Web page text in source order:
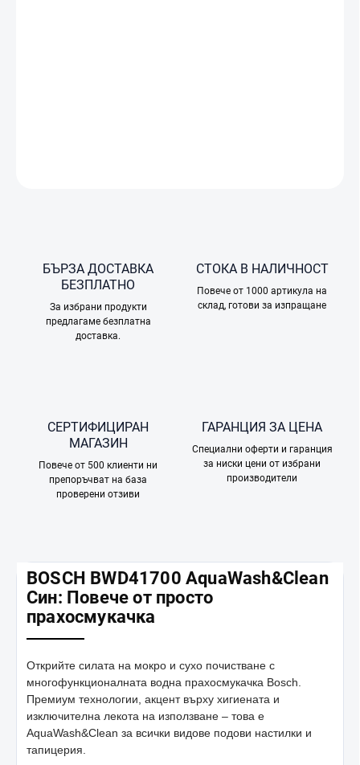
БЪРЗА ДОСТАВКА
БЕЗПЛАТНО
За избрани продукти
предлагаме безплатна
доставка.
СТОКА В НАЛИЧНОСТ
Повече от 1000 артикула на
склад, готови за изпращане
СЕРТИФИЦИРАН
МАГАЗИН
Повече от 500 клиенти ни
препоръчват на база
проверени отзиви
ГАРАНЦИЯ ЗА ЦЕНА
Специални оферти и гаранция
за ниски цени от избрани
производители
BOSCH BWD41700 AquaWash&Clean
Син: Повече от просто
прахосмукачка
Открийте силата на мокро и сухо почистване с
многофункционалната водна прахосмукачка Bosch.
Премиум технологии, акцент върху хигиената и
изключителна лекота на използване – това е
AquaWash&Clean за всички видове подови настилки и
тапицерия.